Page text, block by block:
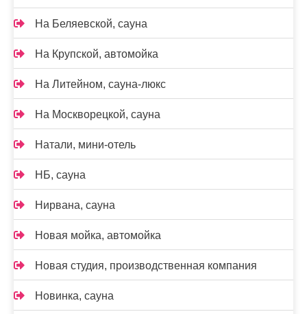
На Беляевской, сауна
На Крупской, автомойка
На Литейном, сауна-люкс
На Москворецкой, сауна
Натали, мини-отель
НБ, сауна
Нирвана, сауна
Новая мойка, автомойка
Новая студия, производственная компания
Новинка, сауна